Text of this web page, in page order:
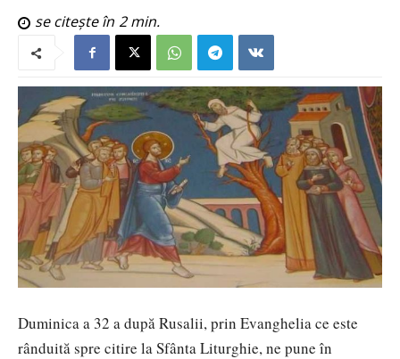
se citește în 2min.
Duminica a 32 a după Rusalii, prin Evanghelia ce este
rânduită spre citire la Sfânta Liturghie, ne pune în